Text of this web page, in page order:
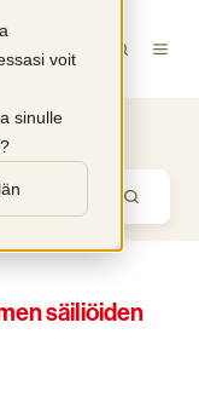
voit
sinulle
säiliöiden